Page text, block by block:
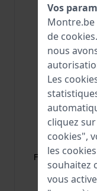
F16126 Boucle
Vos
de cookies
nous
Les
cliquez
cookies",
les
souhaitez
vous